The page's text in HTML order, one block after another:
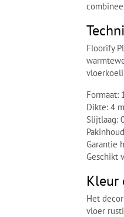
Floorify
Formaat:
Dikte: 4
Slijtlaag:
Garantie
Geschikt
Kleur
Het
vloer